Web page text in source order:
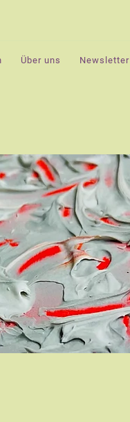
Über uns Newsletter